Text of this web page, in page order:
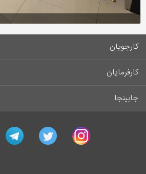
کارجویان
سوالات متداول کارجویان
لیست مشاغل
آگهی‌های استخدام
کارفرمایان
راهنمای ثبت آگهی استخدام
قوانین و مقررات کارفرمایان
جابینجا
جابینجا در رسانه‌ها
instagram
twitter
telegram